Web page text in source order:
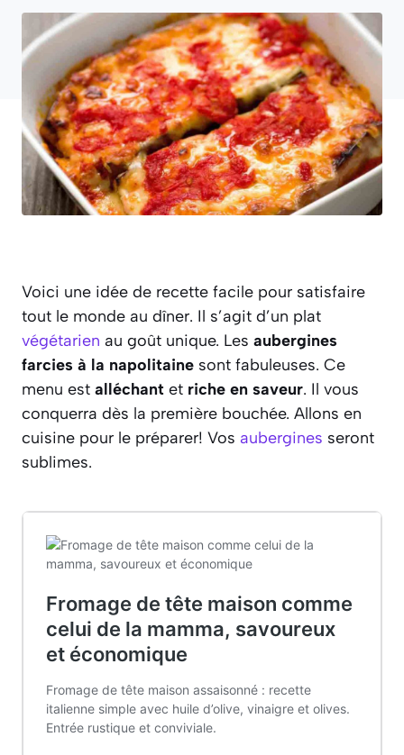
Voici une idée de recette facile pour satisfaire
tout le monde au dîner. Il s’agit d’un plat
végétarien au goût unique. Les aubergines
farcies à la napolitaine sont fabuleuses. Ce
menu est alléchant et riche en saveur. Il vous
conquerra dès la première bouchée. Allons en
cuisine pour le préparer! Vos aubergines seront
sublimes.